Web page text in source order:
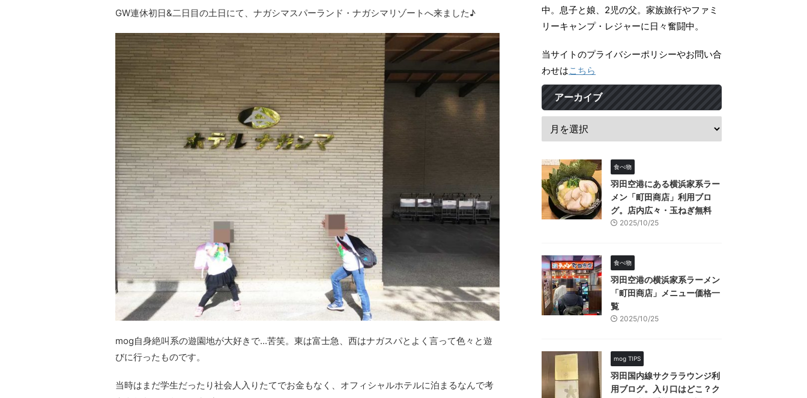
GW連休初日&二日目の土日にて、ナガシマスパーランド・ナガシマリゾートへ来ました♪
mog自身絶叫系の遊園地が大好きで...苦笑。東は富士急、西はナガスパとよく言って色々と遊
びに行ったものです。
当時はまだ学生だったり社会人入りたてでお金もなく、オフィシャルホテルに泊まるなんで考
中。息子と娘、2児の父。家族旅行やファミ
リーキャンプ・レジャーに日々奮闘中。
当サイトのプライバシーポリシーやお問い合
わせはこちら
アーカイブ
食べ物
羽田空港にある横浜家系ラー
メン「町田商店」利用ブロ
グ。店内広々・玉ねぎ無料
2025/10/25
食べ物
羽田空港の横浜家系ラーメン
「町田商店」メニュー価格一
覧
2025/10/25
mog TIPS
羽田国内線サクララウンジ利
用ブログ。入り口はどこ？ク